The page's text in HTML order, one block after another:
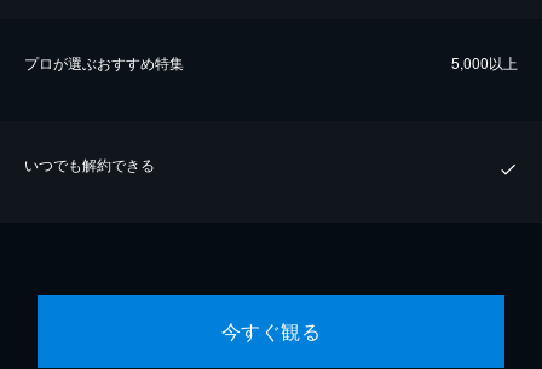
プロが選ぶおすすめ特集 5,000以上
いつでも解約できる
今すぐ観る